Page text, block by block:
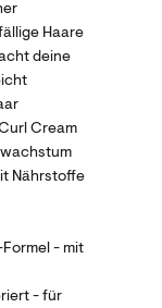
Haare
deine
Cream
Nährstoffe
- mit
- für